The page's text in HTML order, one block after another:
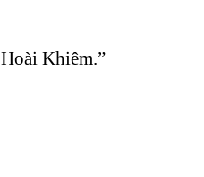
Khiêm.”